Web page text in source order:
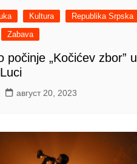
Kultura
Republika Srpska
Zabava
počinje „Kočićev zbor” u
август 20, 2023